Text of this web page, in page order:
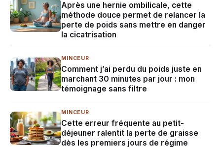
Après une hernie ombilicale, cette
méthode douce permet de relancer la
perte de poids sans mettre en danger
la cicatrisation
MINCEUR
Comment j’ai perdu du poids juste en
marchant 30 minutes par jour : mon
témoignage sans filtre
MINCEUR
Cette erreur fréquente au petit-
déjeuner ralentit la perte de graisse
dès les premiers jours de régime